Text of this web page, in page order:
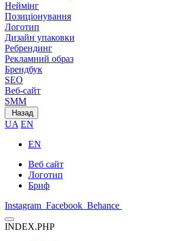
Неймінг
Позиціонування
Логотип
Дизайн упаковки
Ребрендинг
Рекламний образ
Брендбук
SEO
Веб-сайт
SMM
Назад
UA EN
EN
Веб сайт
Логотип
Бриф
Instagram Facebook Behance
INDEX.PHP